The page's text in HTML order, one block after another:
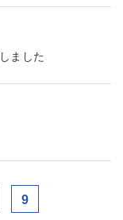
ました
9